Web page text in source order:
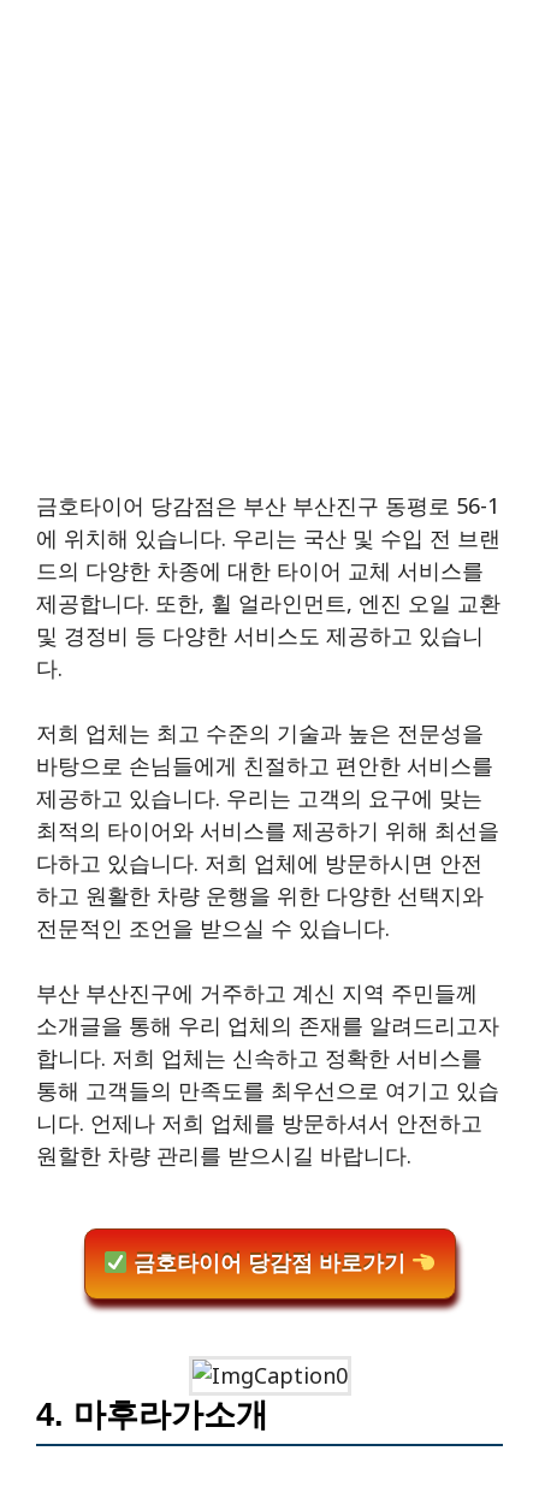
금호타이어 당감점은 부산 부산진구 동평로 56-1
에 위치해 있습니다. 우리는 국산 및 수입 전 브랜
드의 다양한 차종에 대한 타이어 교체 서비스를
제공합니다. 또한, 휠 얼라인먼트, 엔진 오일 교환
및 경정비 등 다양한 서비스도 제공하고 있습니
다.
저희 업체는 최고 수준의 기술과 높은 전문성을
바탕으로 손님들에게 친절하고 편안한 서비스를
제공하고 있습니다. 우리는 고객의 요구에 맞는
최적의 타이어와 서비스를 제공하기 위해 최선을
다하고 있습니다. 저희 업체에 방문하시면 안전
하고 원활한 차량 운행을 위한 다양한 선택지와
전문적인 조언을 받으실 수 있습니다.
부산 부산진구에 거주하고 계신 지역 주민들께
소개글을 통해 우리 업체의 존재를 알려드리고자
합니다. 저희 업체는 신속하고 정확한 서비스를
통해 고객들의 만족도를 최우선으로 여기고 있습
니다. 언제나 저희 업체를 방문하셔서 안전하고
원할한 차량 관리를 받으시길 바랍니다.
금호타이어 당감점 바로가기
4. 마후라가소개